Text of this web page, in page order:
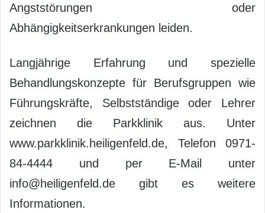
Angststörungen oder
Abhängigkeitserkrankungen leiden.
Langjährige Erfahrung und spezielle
Behandlungskonzepte für Berufsgruppen wie
Führungskräfte, Selbstständige oder Lehrer
zeichnen die Parkklinik aus. Unter
www.parkklinik.heiligenfeld.de, Telefon 0971-
84-4444 und per E-Mail unter
info@heiligenfeld.de gibt es weitere
Informationen.